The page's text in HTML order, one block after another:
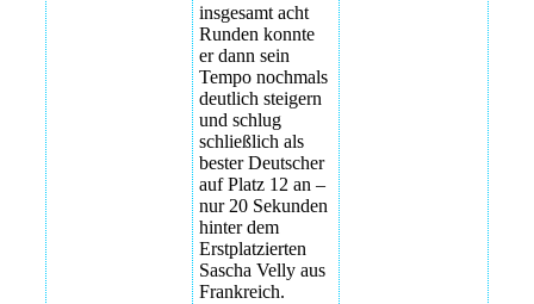
insgesamt acht
Runden konnte
er dann sein
Tempo nochmals
deutlich steigern
und schlug
schließlich als
bester Deutscher
auf Platz 12 an –
nur 20 Sekunden
hinter dem
Erstplatzierten
Sascha Velly aus
Frankreich.